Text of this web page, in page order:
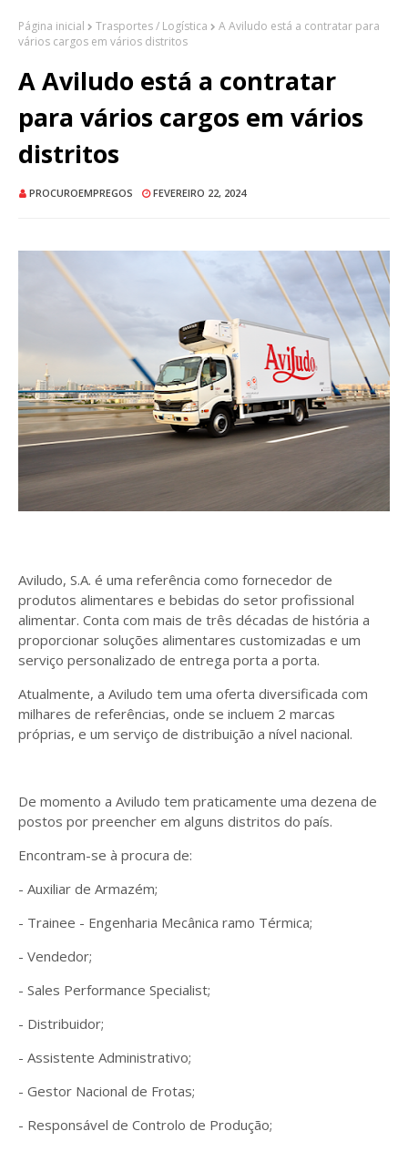
Página inicial Trasportes / Logística
A Aviludo está a contratar para
vários cargos em vários distritos
A Aviludo está a contratar
para vários cargos em vários
distritos
PROCUROEMPREGOS FEVEREIRO 22, 2024
Aviludo, S.A. é uma referência como fornecedor de
produtos alimentares e bebidas do setor profissional
alimentar. Conta com mais de três décadas de história a
proporcionar soluções alimentares customizadas e um
serviço personalizado de entrega porta a porta.
Atualmente, a Aviludo tem uma oferta diversificada com
milhares de referências, onde se incluem 2 marcas
próprias, e um serviço de distribuição a nível nacional.
De momento a Aviludo tem praticamente uma dezena de
postos por preencher em alguns distritos do país.
Encontram-se à procura de:
- Auxiliar de Armazém;
- Trainee - Engenharia Mecânica ramo Térmica;
- Vendedor;
- Sales Performance Specialist;
- Distribuidor;
- Assistente Administrativo;
- Gestor Nacional de Frotas;
- Responsável de Controlo de Produção;